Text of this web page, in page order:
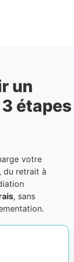
un
étapes
votre
, du retrait à
, sans